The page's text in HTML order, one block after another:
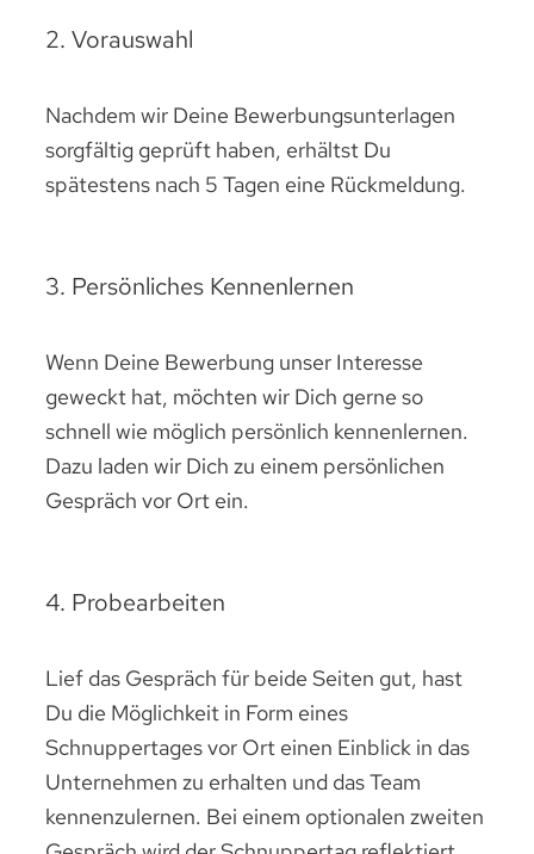
2. Vorauswahl
Nachdem wir Deine Bewerbungsunterlagen
sorgfältig geprüft haben, erhältst Du
spätestens nach 5 Tagen eine Rückmeldung.
3. Persönliches Kennenlernen
Wenn Deine Bewerbung unser Interesse
geweckt hat, möchten wir Dich gerne so
schnell wie möglich persönlich kennenlernen.
Dazu laden wir Dich zu einem persönlichen
Gespräch vor Ort ein.
4. Probearbeiten
Lief das Gespräch für beide Seiten gut, hast
Du die Möglichkeit in Form eines
Schnuppertages vor Ort einen Einblick in das
Unternehmen zu erhalten und das Team
kennenzulernen. Bei einem optionalen zweiten